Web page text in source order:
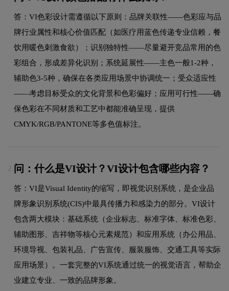
答：VI色彩设计需遵循以下原则：品牌关联性——色彩应与品
牌行业属性和核心价值匹配（如医疗用蓝色传递专业信赖，餐
饮用暖色刺激食欲）；识别独特性——尽量避开竞品常用的色
彩组合，形成差异化识别；系统延展性——主色一般1-2种，
辅助色3-5种，确保在各类应用场景中协调统一；受众适应性
——考虑目标受众的文化背景和色彩偏好；应用可行性——确
保色彩在不同材质和工艺中都能准确呈现，提供
CMYK/RGB/PANTONE等多色值标注。
2. 问：什么是VI设计？VI设计包含哪些内容？
答：VI是Visual Identity的缩写，即视觉识别系统，是企业品
牌形象识别系统(CIS)中最具传播力和感染力的部分。VI设计
包含两大模块：基础系统（企业标志、标准字体、标准色彩、
辅助图形、吉祥物等核心元素规范）和应用系统（办公用品、
环境导视、包装礼品、广告宣传、服装服饰、交通工具等实际
应用场景）。一套完整的VI系统通过统一的视觉语言，帮助企
业建立专业、一致的品牌形象。